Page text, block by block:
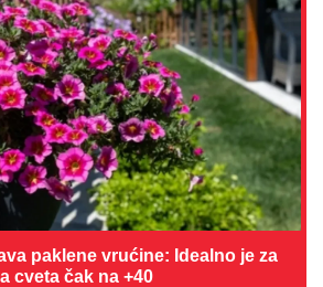
paklene vrućine: Idealno je za
cveta čak na +40